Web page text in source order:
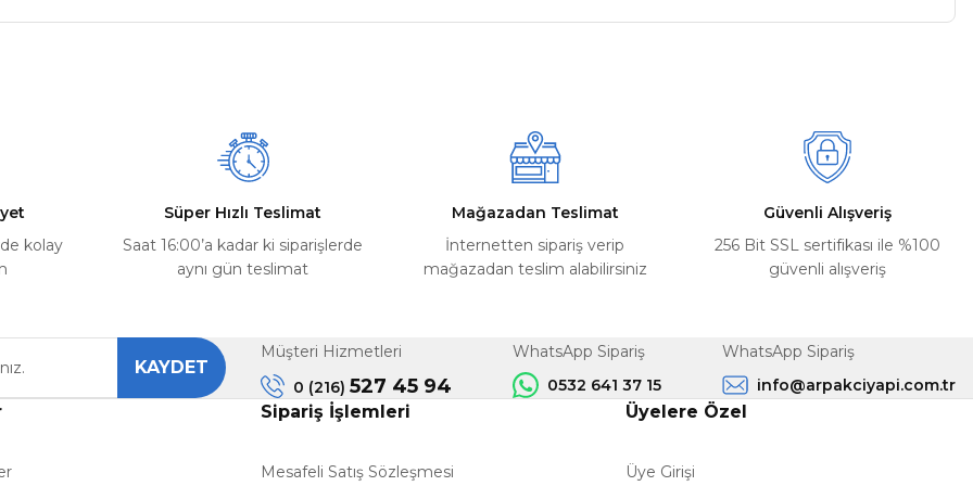
Gönder
kolay
Süper Hızlı Teslimat
Saat 16:00’a kadar ki siparişlerde
aynı gün teslimat
Mağazadan Teslimat
İnternetten sipariş verip
mağazadan teslim alabilirsiniz
Güvenli Alışveriş
256 Bit SSL sertifikası ile %100
güvenli alışveriş
KAYDET
Müşteri Hizmetleri
0 (216) 527 45 94
WhatsApp Sipariş
0532 641 37 15
WhatsApp Sipariş
info@arpakciyapi.com.tr
Sipariş İşlemleri
Mesafeli Satış Sözleşmesi
Üyelere Özel
Üye Girişi